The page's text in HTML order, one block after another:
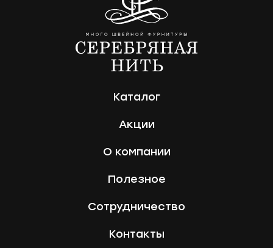
Каталог
Акции
О компании
Полезное
Сотрудничество
Контакты